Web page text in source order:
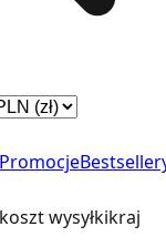
Promocje
wysyłkikraj